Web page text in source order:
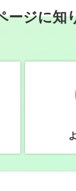
ージに知